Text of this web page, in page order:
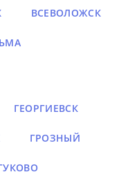
ВСЕВОЛОЖСК
ГЕОРГИЕВСК
ГРОЗНЫЙ